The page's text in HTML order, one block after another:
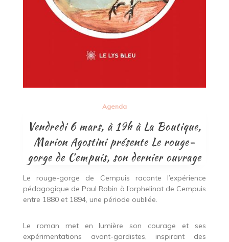
Agenda
Vendredi 6 mars, à 19h à La Boutique,
Marion Agostini présente Le rouge-
gorge de Cempuis, son dernier ouvrage
Le rouge-gorge de Cempuis raconte l’expérience
pédagogique de Paul Robin à l’orphelinat de Cempuis
entre 1880 et 1894, une période oubliée.
Le roman met en lumière son courage et ses
expérimentations avant-gardistes, inspirant des